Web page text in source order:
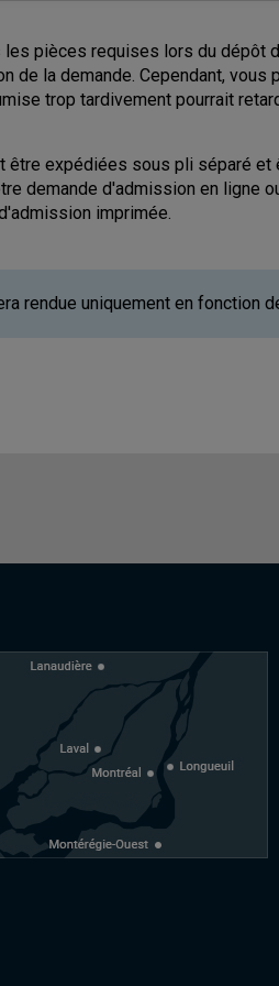
pièces requises lors du dépôt
de la demande. Cependant,
trop tardivement pourrait
expédiées sous pli séparé et
demande d'admission en ligne
imprimée.
rendue uniquement en fonction